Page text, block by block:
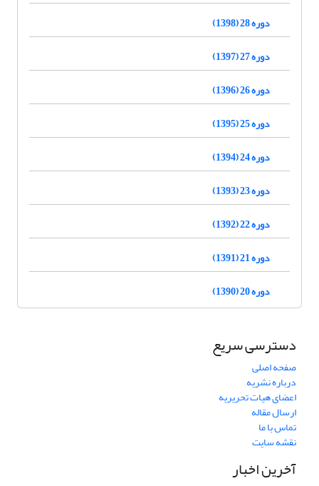
دوره 28 (1398)
دوره 27 (1397)
دوره 26 (1396)
دوره 25 (1395)
دوره 24 (1394)
دوره 23 (1393)
دوره 22 (1392)
دوره 21 (1391)
دوره 20 (1390)
دسترسی سریع
صفحه اصلی
درباره نشریه
اعضای هیات تحریریه
ارسال مقاله
تماس با ما
نقشه سایت
آخرین اخبار